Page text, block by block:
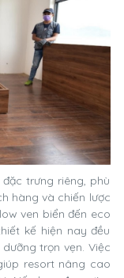
trưng riêng, phù
hàng và chiến lược
ven biển đến eco
kế hiện nay đều
trọn vẹn. Việc
resort nâng cao